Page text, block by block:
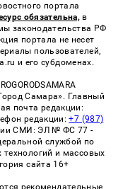
портала
обязательна, в
законодательства РФ
портала не несет
пользователей,
и его субдоменах.
Самара». Главный
почта редакции:
редакции:+7 (987)
СМИ: ЭЛ № ФС 77 -
службой по
и массовых
сайта 16+
рекомендательные